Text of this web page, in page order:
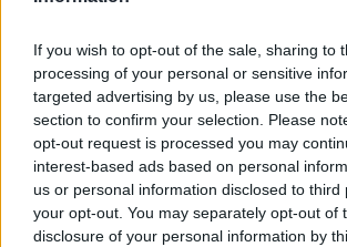
If you wish to opt-out of the sale, sharing to
processing of your personal or sensitive
targeted advertising by us, please use the
section to confirm your selection. Please
opt-out request is processed you may
interest-based ads based on personal
us or personal information disclosed to third
your opt-out. You may separately opt-out of
disclosure of your personal information by
Ricevi le nostre
daGoogle News